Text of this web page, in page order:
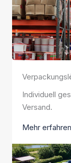
Individuell
Versand.
Mehr erfahren